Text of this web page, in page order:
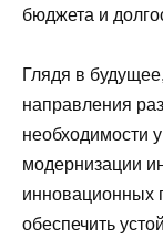
бюджета и
Глядя в
направления
необходимости
модернизации
инновационных
обеспечить